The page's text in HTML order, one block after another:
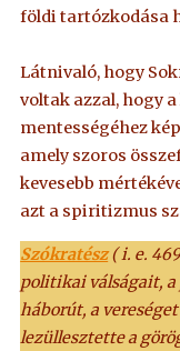
földi tartózkodása
Látnivaló, hogy
voltak azzal, hogy
mentességéhez
amely szoros
kevesebb
azt a spiritizmus
Szókratész( i. e.
politikai válságait, a
háborút, a
lezüllesztette a